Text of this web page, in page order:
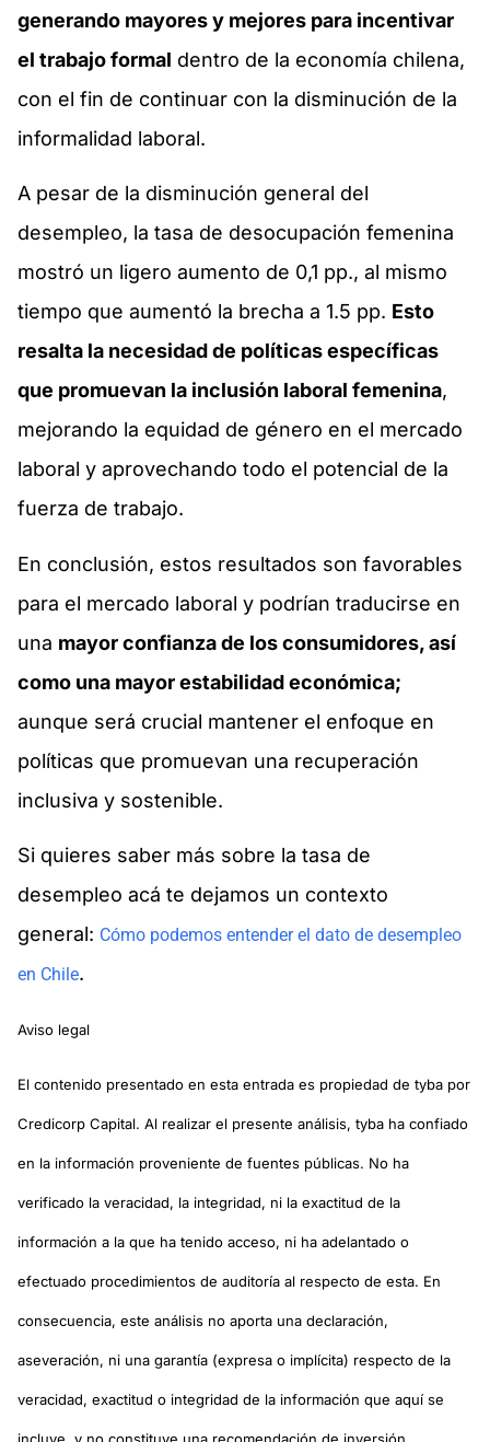
generando mayores y mejores para incentivar
el trabajo formal dentro de la economía chilena,
con el fin de continuar con la disminución de la
informalidad laboral.
A pesar de la disminución general del
desempleo, la tasa de desocupación femenina
mostró un ligero aumento de 0,1 pp., al mismo
tiempo que aumentó la brecha a 1.5 pp. Esto
resalta la necesidad de políticas específicas
que promuevan la inclusión laboral femenina,
mejorando la equidad de género en el mercado
laboral y aprovechando todo el potencial de la
fuerza de trabajo.
En conclusión, estos resultados son favorables
para el mercado laboral y podrían traducirse en
una mayor confianza de los consumidores, así
como una mayor estabilidad económica;
aunque será crucial mantener el enfoque en
políticas que promuevan una recuperación
inclusiva y sostenible.
Si quieres saber más sobre la tasa de
desempleo acá te dejamos un contexto
general: Cómo podemos entender el dato de desempleo
en Chile.
Aviso legal
El contenido presentado en esta entrada es propiedad de tyba por
Credicorp Capital. Al realizar el presente análisis, tyba ha confiado
en la información proveniente de fuentes públicas. No ha
verificado la veracidad, la integridad, ni la exactitud de la
información a la que ha tenido acceso, ni ha adelantado o
efectuado procedimientos de auditoría al respecto de esta. En
consecuencia, este análisis no aporta una declaración,
aseveración, ni una garantía (expresa o implícita) respecto de la
veracidad, exactitud o integridad de la información que aquí se